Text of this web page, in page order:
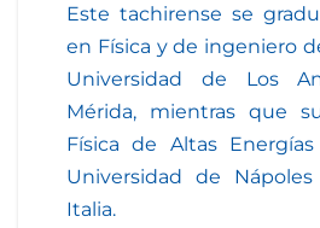
Este tachirense se
en Física y de ingeniero
Universidad de Los
Mérida, mientras que
Física de Altas
Universidad de
Italia.